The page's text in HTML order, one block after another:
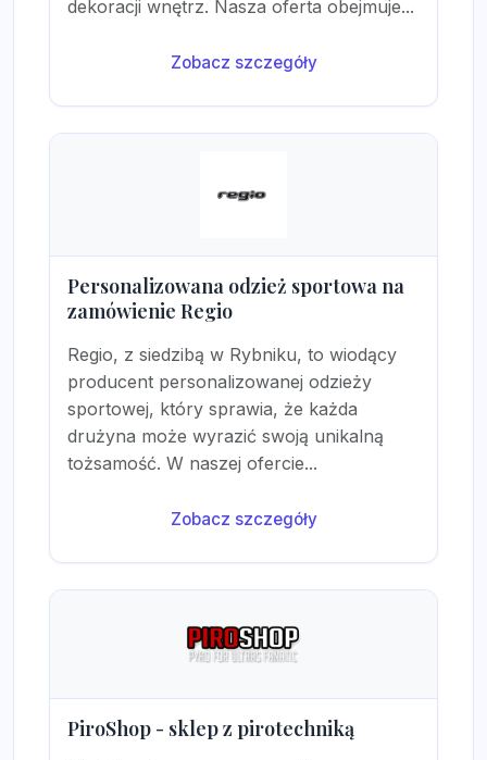
dekoracji wnętrz. Nasza oferta obejmuje...
Zobacz szczegóły
Personalizowana odzież sportowa na
zamówienie Regio
Regio, z siedzibą w Rybniku, to wiodący
producent personalizowanej odzieży
sportowej, który sprawia, że każda
drużyna może wyrazić swoją unikalną
tożsamość. W naszej ofercie...
Zobacz szczegóły
PiroShop - sklep z pirotechniką